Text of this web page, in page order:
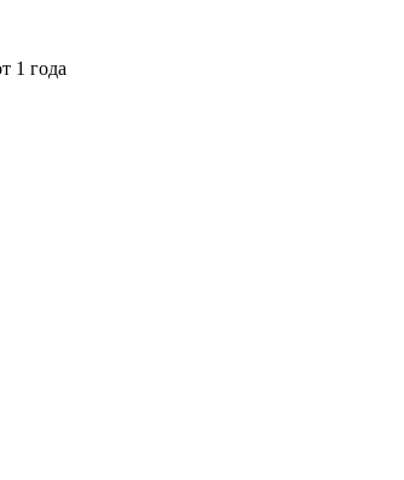
1 года